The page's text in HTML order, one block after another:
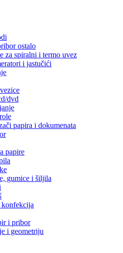
ostalo
za spiralni i termo uvez
i jastučići
dvd
papira i dokumenata
papire
gumice i šiljila
i pribor
i geometriju